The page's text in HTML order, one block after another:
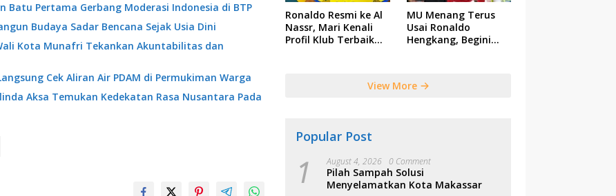
Batu Pertama Gerbang Moderasi Indonesia di BTP
Budaya Sadar Bencana Sejak Usia Dini
Kota Munafri Tekankan Akuntabilitas dan
Cek Aliran Air PDAM di Permukiman Warga
Aksa Temukan Kedekatan Rasa Nusantara Pada
Ronaldo Resmi ke Al
Nassr, Mari Kenali
Profil Klub Terbaik
MU Menang Terus
Usai Ronaldo
Hengkang, Begini
View More
Popular Post
1 August 4, 2026 0 Comment
Pilah Sampah Solusi
Menyelamatkan Kota Makassar